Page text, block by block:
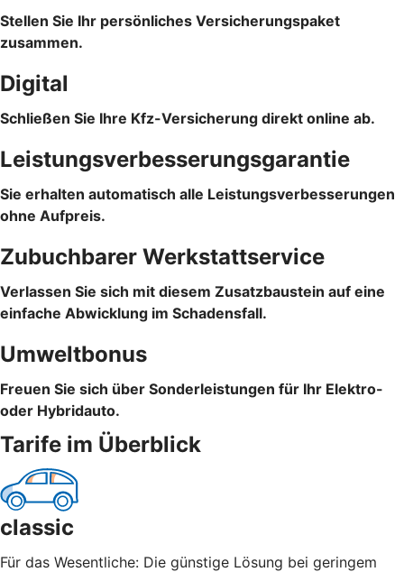
Stellen Sie Ihr persönliches Versicherungspaket
zusammen.
Digital
Schließen Sie Ihre Kfz-Versicherung direkt online ab.
Leistungsverbesserungsgarantie
Sie erhalten automatisch alle Leistungsverbesserungen
ohne Aufpreis.
Zubuchbarer Werkstattservice
Verlassen Sie sich mit diesem Zusatzbaustein auf eine
einfache Abwicklung im Schadensfall.
Umweltbonus
Freuen Sie sich über Sonderleistungen für Ihr Elektro-
oder Hybridauto.
Tarife im Überblick
classic
Für das Wesentliche: Die günstige Lösung bei geringem